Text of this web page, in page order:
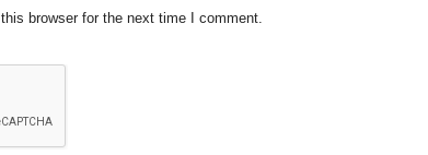
browser for the next time I comment.